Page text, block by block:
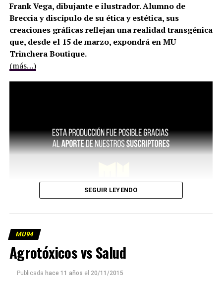
Frank Vega, dibujante e ilustrador. Alumno de
Breccia y discípulo de su ética y estética, sus
creaciones gráficas reflejan una realidad transgénica
que, desde el 15 de marzo, expondrá en MU
Trinchera Boutique.
(más…)
SEGUIR LEYENDO
MU94
Agrotóxicos vs Salud
Publicada hace 11 años el 20/11/2015